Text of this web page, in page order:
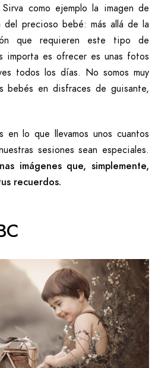
Sirva como ejemplo la imagen de
precioso bebé: más allá de la
que requieren este tipo de
importa es ofrecer es unas fotos
todos los días. No somos muy
bebés en disfraces de guisante,
en lo que llevamos unos cuantos
sesiones sean especiales.
imágenes que, simplemente,
recuerdos.